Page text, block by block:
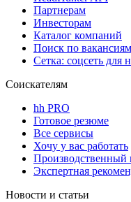
Партнерам
Инвесторам
Каталог компаний
Поиск по
Сетка: соцсеть для
Соискателям
hh PRO
Готовое резюме
Все сервисы
Хочу у вас работать
Производственный
Экспертная
Новости и статьи